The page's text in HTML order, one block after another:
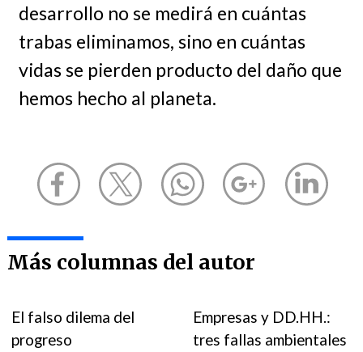
desarrollo no se medirá en cuántas
trabas eliminamos, sino en cuántas
vidas se pierden producto del daño que
hemos hecho al planeta.
Más columnas del autor
El falso dilema del
progreso
Empresas y DD.HH.:
tres fallas ambientales